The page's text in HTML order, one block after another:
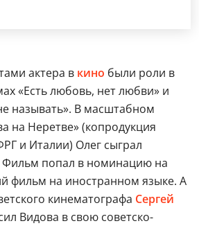
актера в кино были роли в
«Есть любовь, нет любви» и
называть». В масштабном
на Неретве» (копродукция
и Италии) Олег сыграл
Фильм попал в номинацию на
фильм на иностранном языке. А
кинематографа Сергей
Видова в свою советско-